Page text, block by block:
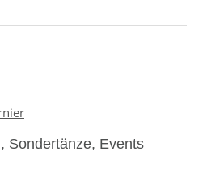
Sondertänze, Events